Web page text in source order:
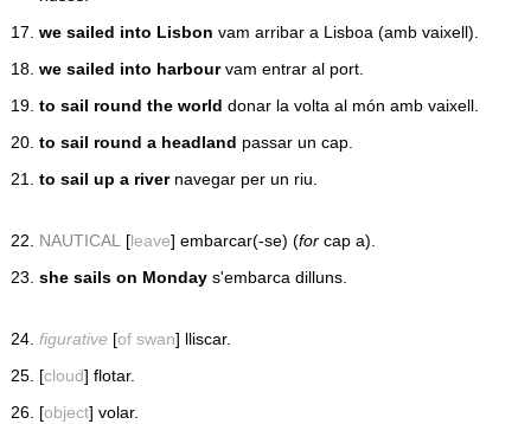
we sailed into Lisbon vam arribar a Lisboa (amb vaixell).
we sailed into harbourvam entrar al port.
to sail round the world donar la volta al món amb vaixell.
to sail round a headland passar un cap.
to sail up a rivernavegar per un riu.
NAUTICAL [leave] embarcar(-se) (for cap a).
she sails on Monday s'embarca dilluns.
figurative [of swan] lliscar.
[cloud] flotar.
[object] volar.